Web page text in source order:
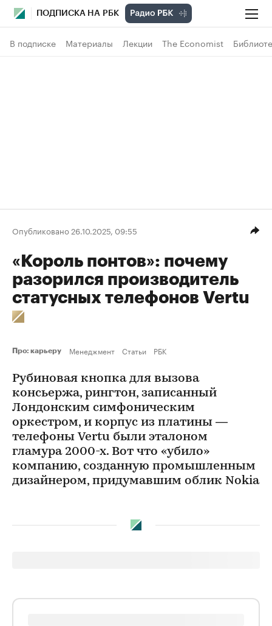
ПОДПИСКА НА РБК
В подписке Материалы Лекции The Economist
Опубликовано 26.10.2025, 09:55
«Король понтов»: почему
разорился производитель
статусных телефонов Vertu
Про: карьеру Менеджмент Статьи РБК
Рубиновая кнопка для вызова
консьержа, рингтон, записанный
Лондонским симфоническим
оркестром, и корпус из платины —
телефоны Vertu были эталоном
гламура 2000-х. Вот что «убило»
компанию, созданную промышленным
дизайнером, придумавшим облик Nokia